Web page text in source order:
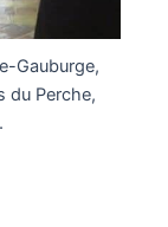
Gauburge,
du Perche,